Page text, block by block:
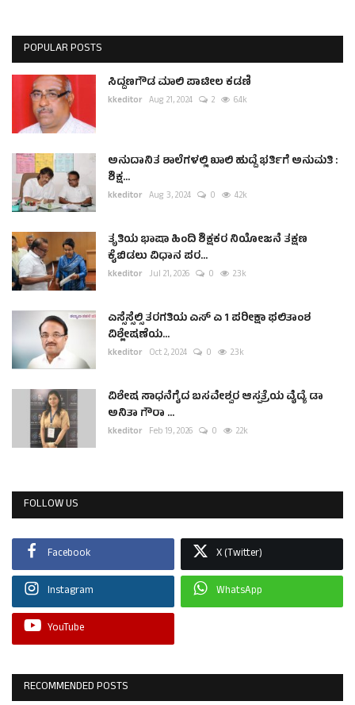
POPULAR POSTS
ಸಿದ್ದಣಗೌಡ ಮಾಲಿ ಪಾಟೀಲ ಕಡಣಿ
kkeditor Aug 21, 2024 2 6.4k
ಅನುದಾನಿತ ಶಾಲೆಗಳಲ್ಲಿ ಖಾಲಿ ಹುದ್ದೆ ಭರ್ತಿಗೆ ಅನುಮತಿ :
ಶಿಕ್ಷ...
kkeditor Aug 3, 2024 0 4.2k
ತೃತಿಯ ಭಾಷಾ ಹಿಂದಿ ಶಿಕ್ಷಕರ ನಿಯೋಜನೆ ತಕ್ಷಣ
ಕೈಬಿಡಲು ವಿಧಾನ ಪರ...
kkeditor Jul 21, 2026 0 2.3k
ಎಸ್ಸೆಸ್ಸೆಲ್ಸಿ ತರಗತಿಯ ಎಸ್ ಎ 1 ಪರೀಕ್ಷಾ ಫಲಿತಾಂಶ
ವಿಶ್ಲೇಷಣೆಯ...
kkeditor Oct 2, 2024 0 2.3k
ವಿಶೇಷ ಸಾಧನೆಗೈದ ಬಸವೇಶ್ವರ ಆಸ್ಪತ್ರೆಯ ವೈದ್ಯೆ ಡಾ
ಅನಿತಾ ಗೌರಾ ...
kkeditor Feb 19, 2026 0 2.2k
FOLLOW US
Facebook X (Twitter)
Instagram WhatsApp
YouTube
RECOMMENDED POSTS